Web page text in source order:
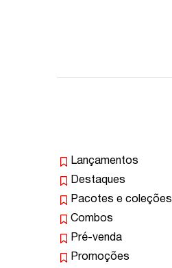
Lançamentos
Destaques
Pacotes e coleções
Combos
Pré-venda
Promoções